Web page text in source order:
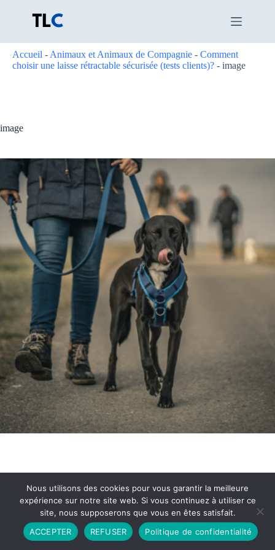
Accueil - Animaux et Animaux de Compagnie - Comment
choisir une laisse rétractable sécurisée (tests clients)? - image
image
Partenariat Contact
Politique de Confidentialité
CGU
Copyright © 2026 - Propulsé par DIEUDUDIABLE
Nous utilisons des cookies pour vous garantir la meilleure
expérience sur notre site web. Si vous continuez à utiliser ce
site, nous supposerons que vous en êtes satisfait.
ACCEPTER
REFUSER Politique de confidentialité